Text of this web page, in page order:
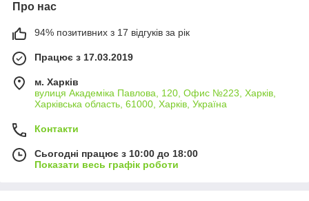
Про нас
94% позитивних з 17 відгуків за рік
Працює з 17.03.2019
м. Харків
вулиця Академіка Павлова, 120, Офис №223, Харків,
Харківська область, 61000, Харків, Україна
Контакти
Сьогодні працює з 10:00 до 18:00
Показати весь графік роботи